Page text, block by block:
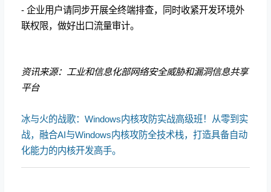
- 企业用户请同步开展全终端排查，同时收紧开发环境外
联权限，做好出口流量审计。
资讯来源：工业和信息化部网络安全威胁和漏洞信息共享
平台
冰与火的战歌：Windows内核攻防实战高级班！从零到实
战，融合AI与Windows内核攻防全技术栈，打造具备自动
化能力的内核开发高手。